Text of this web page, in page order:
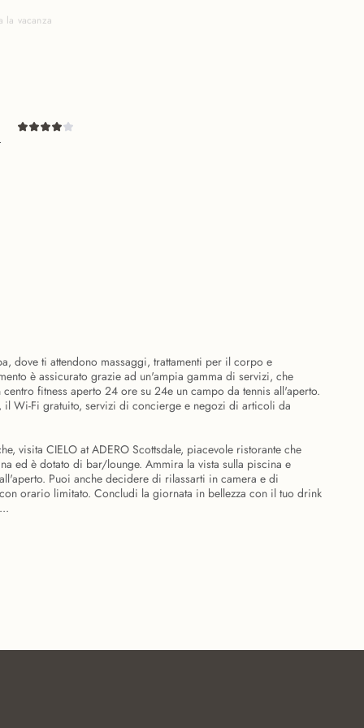
la vacanza
dove ti attendono massaggi, trattamenti per il corpo e
è assicurato grazie ad un'ampia gamma di servizi, che
fitness aperto 24 ore su 24e un campo da tennis all'aperto.
il Wi-Fi gratuito, servizi di concierge e negozi di articoli da
visita CIELO at ADERO Scottsdale, piacevole ristorante che
ed è dotato di bar/lounge. Ammira la vista sulla piscina e
Puoi anche decidere di rilassarti in camera e di
orario limitato. Concludi la giornata in bellezza con il tuo drink